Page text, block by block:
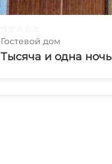
Гостевой дом
Тысяча и одна ночь